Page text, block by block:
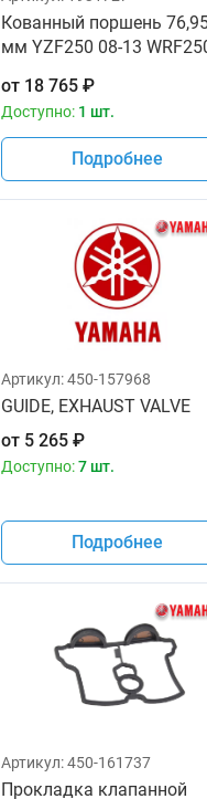
Кованный поршень
мм YZF250 08-13
от 18 765₽
Доступно: 1 шт.
Подробнее
Артикул:450-157968
GUIDE, EXHAUST VALVE
от 5 265₽
Доступно:7 шт.
Подробнее
Артикул:450-161737
Прокладка клапанной